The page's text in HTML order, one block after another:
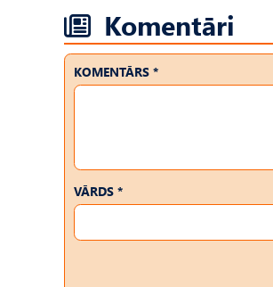
Komentāri
KOMENTĀRS *
VĀRDS *